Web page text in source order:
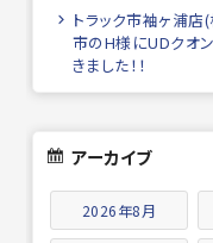
トラック市袖ヶ浦店
市のH様にUDクオ
きました！！
アーカイブ
2026年8月